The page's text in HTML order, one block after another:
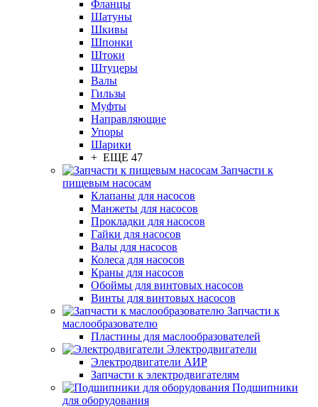
Фланцы
Шатуны
Шкивы
Шпонки
Штоки
Штуцеры
Валы
Гильзы
Муфты
Направляющие
Упоры
Шарики
+ ЕЩЕ 47
Запчасти к
пищевым насосам
Клапаны для насосов
Манжеты для насосов
Прокладки для насосов
Гайки для насосов
Валы для насосов
Колеса для насосов
Краны для насосов
Обоймы для винтовых насосов
Винты для винтовых насосов
Запчасти к
маслообразователю
Пластины для маслообразователей
Электродвигатели
Электродвигатели АИР
Запчасти к электродвигателям
Подшипники
для оборудования